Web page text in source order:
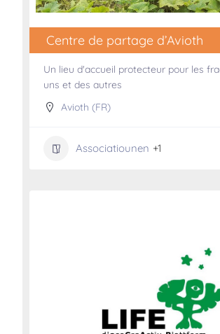
Centre de partage d’Avioth
Un lieu d'accueil protecteur pour les
uns et des autres
Avioth (FR)
Associatiounen +1